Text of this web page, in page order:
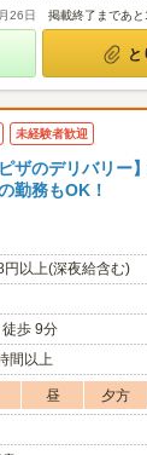
26日 掲載終了まであと
と
未経験者歓迎
ピザのデリバリー
勤務もOK！
以上(深夜給含む)
歩 9分
間以上
昼 夕方